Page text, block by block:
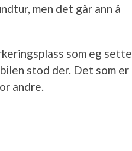
men det går ann å
som eg sette
stod der. Det som er
andre.